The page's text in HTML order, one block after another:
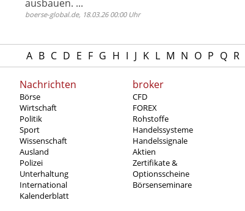
ausbauen. ...
boerse-global.de, 18.03.26 00:00 Uhr
A B C D E F G H I J K L M N O P Q R
Nachrichten
Börse
Wirtschaft
Politik
Sport
Wissenschaft
Ausland
Polizei
Unterhaltung
International
Kalenderblatt
broker
CFD
FOREX
Rohstoffe
Handelssysteme
Handelssignale
Aktien
Zertifikate &
Optionsscheine
Börsenseminare